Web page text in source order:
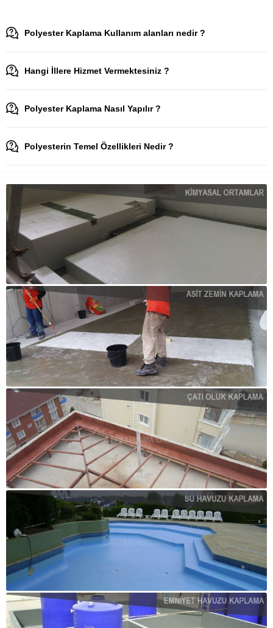
Polyester Kaplama Kullanım alanları nedir ?
Hangi İllere Hizmet Vermektesiniz ?
Polyester Kaplama Nasıl Yapılır ?
Polyesterin Temel Özellikleri Nedir ?